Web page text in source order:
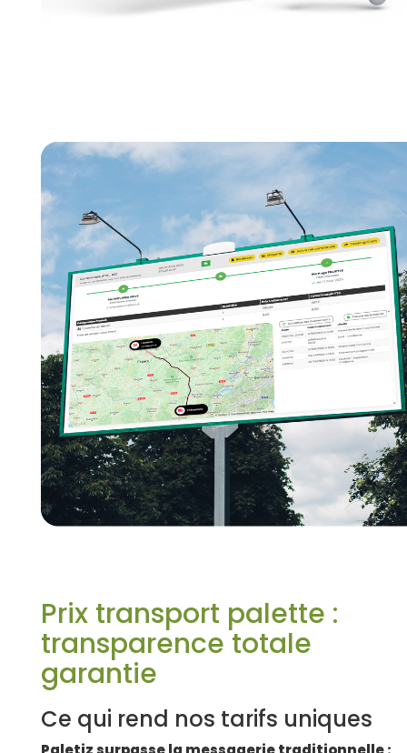
Prix transport palette :
transparence totale
garantie
Ce qui rend nos tarifs uniques